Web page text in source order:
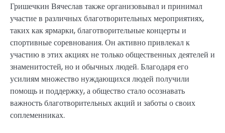
Гришечкин Вячеслав также организовывал и принимал
участие в различных благотворительных мероприятиях,
таких как ярмарки, благотворительные концерты и
спортивные соревнования. Он активно привлекал к
участию в этих акциях не только общественных деятелей и
знаменитостей, но и обычных людей. Благодаря его
усилиям множество нуждающихся людей получили
помощь и поддержку, а общество стало осознавать
важность благотворительных акций и заботы о своих
соплеменниках.